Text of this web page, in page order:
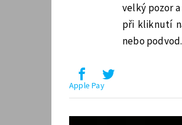
velký pozor
při kliknutí
nebo podvod.
Apple Pay